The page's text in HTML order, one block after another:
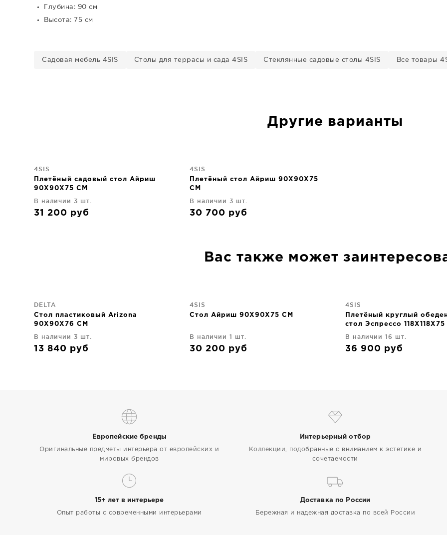
Глубина: 90 см
Высота: 75 см
Садовая мебель 4SIS Столы для террасы и сада 4SIS Стеклянные садовые столы 4SIS Все товары
Другие варианты
4SIS
Плетёный садовый стол Айриш
90X90X75 CM
В наличии 3 шт.
31 200 руб
4SIS
Плетёный стол Айриш 90X90X75
CM
В наличии 3 шт.
30 700 руб
Вас также может
DELTA
Стол пластиковый Arizona
90X90X76 CM
В наличии 3 шт.
13 840 руб
4SIS
Стол Айриш 90X90X75 CM
В наличии 1 шт.
30 200 руб
4SIS
Плетёный круглый
стол Эспрессо 118X118X75
В наличии 16 шт.
36 900 руб
Европейские бренды
Оригинальные предметы интерьера от европейских и
мировых брендов
Интерьерный отбор
Коллекции, подобранные с вниманием к эстетике и
сочетаемости
15+ лет в интерьере
Опыт работы с современными интерьерами
Доставка по России
Бережная и надежная доставка по всей России